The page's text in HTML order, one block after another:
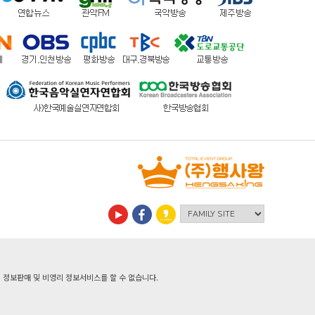
보판매 및 비영리 정보서비스를 할 수 없습니다.